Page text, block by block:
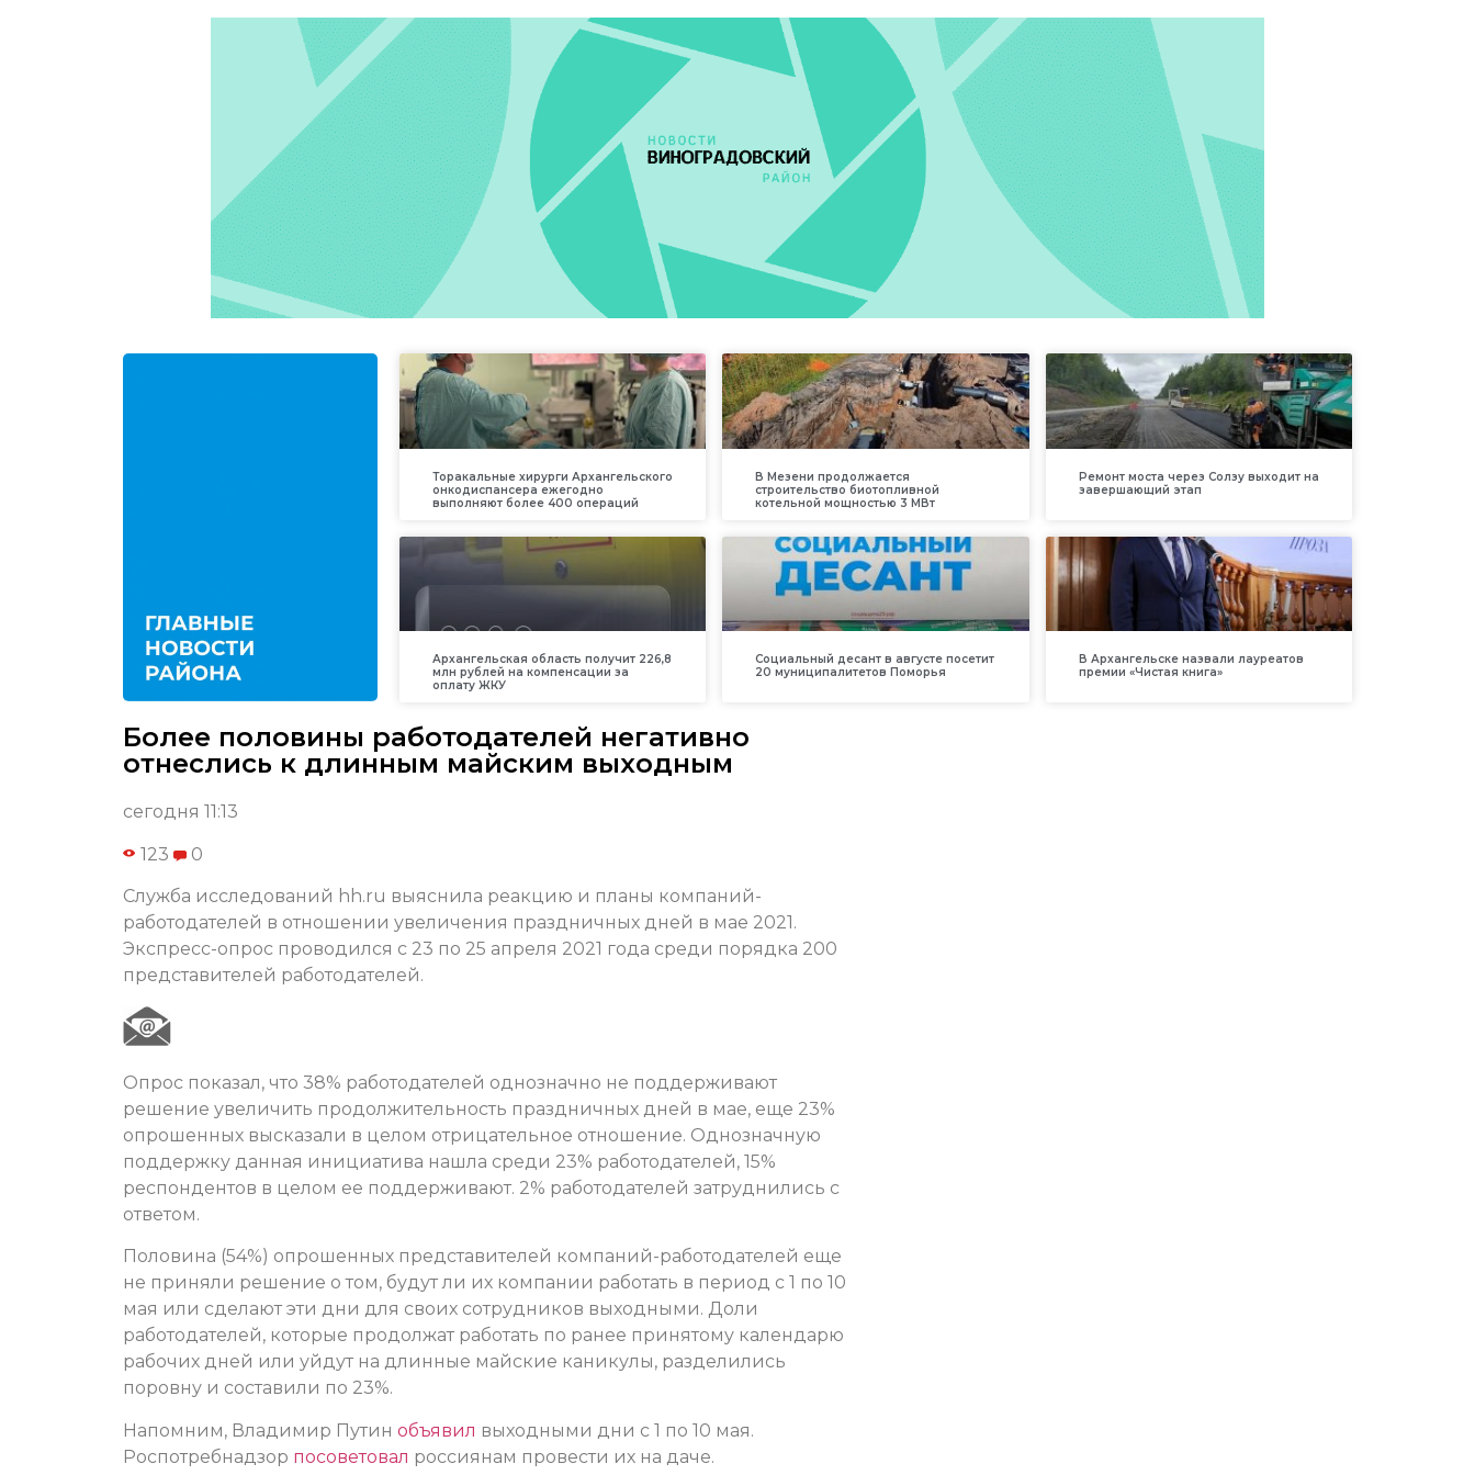
Торакальные хирурги Архангельского
онкодиспансера ежегодно
выполняют более 400 операций
В Мезени продолжается
строительство биотопливной
котельной мощностью 3 МВт
Ремонт моста через Солзу выходит на
завершающий этап
Архангельская область получит 226,8
млн рублей на компенсации за
оплату ЖКУ
Социальный десант в августе посетит
20 муниципалитетов Поморья
В Архангельске назвали лауреатов
премии «Чистая книга»
Более половины работодателей негативно
отнеслись к длинным майским выходным
сегодня 11:13
123 0
Служба исследований hh.ru выяснила реакцию и планы компаний-
работодателей в отношении увеличения праздничных дней в мае 2021.
Экспресс-опрос проводился с 23 по 25 апреля 2021 года среди порядка 200
представителей работодателей.
Опрос показал, что 38% работодателей однозначно не поддерживают
решение увеличить продолжительность праздничных дней в мае, еще 23%
опрошенных высказали в целом отрицательное отношение. Однозначную
поддержку данная инициатива нашла среди 23% работодателей, 15%
респондентов в целом ее поддерживают. 2% работодателей затруднились с
ответом.
Половина (54%) опрошенных представителей компаний-работодателей еще
не приняли решение о том, будут ли их компании работать в период с 1 по 10
мая или сделают эти дни для своих сотрудников выходными. Доли
работодателей, которые продолжат работать по ранее принятому календарю
рабочих дней или уйдут на длинные майские каникулы, разделились
поровну и составили по 23%.
Напомним, Владимир Путин объявил выходными дни с 1 по 10 мая.
Роспотребнадзор посоветовал россиянам провести их на даче.